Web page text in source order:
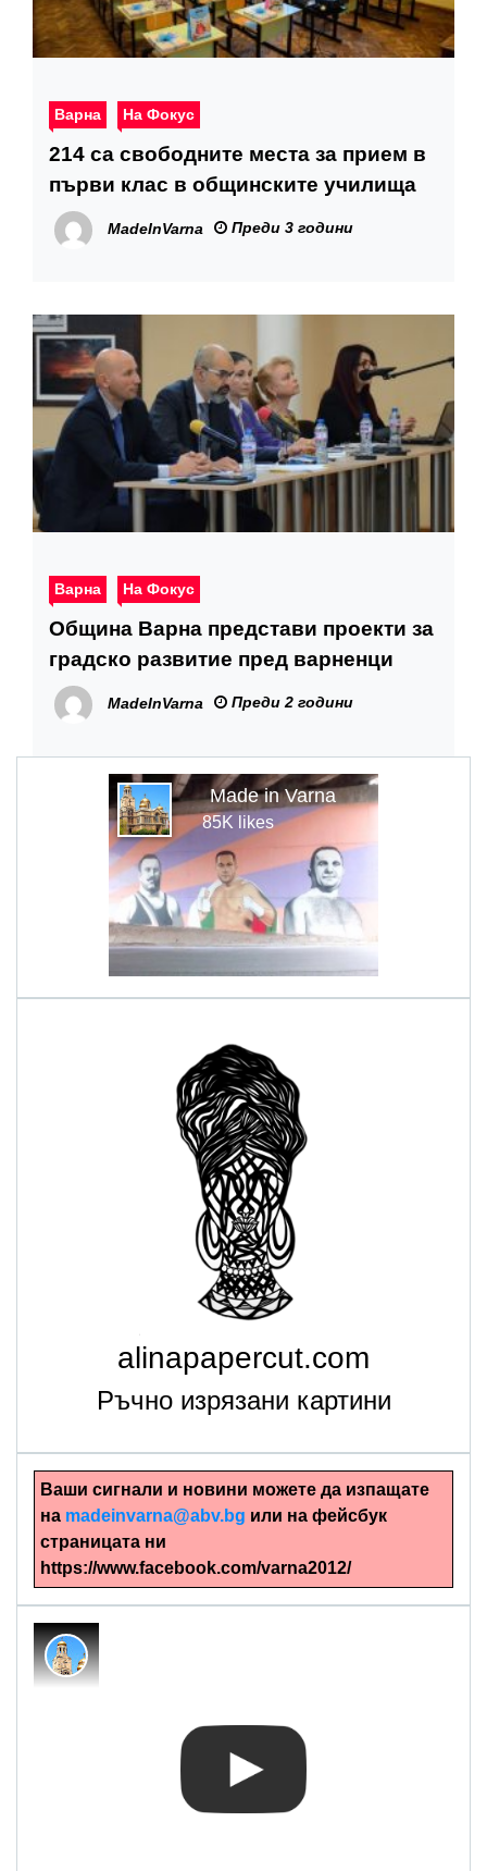
Варна На Фокус
214 са свободните места за прием в
първи клас в общинските училища
MadeInVarna Преди 3 години
Варна На Фокус
Община Варна представи проекти за
градско развитие пред варненци
MadeInVarna Преди 2 години
Made in Varna
85K likes
alinapapercut.com
Ръчно изрязани картини
Ваши сигнали и новини можете да изпащате
на madeinvarna@abv.bg или на фейсбук
страницата ни
https://www.facebook.com/varna2012/